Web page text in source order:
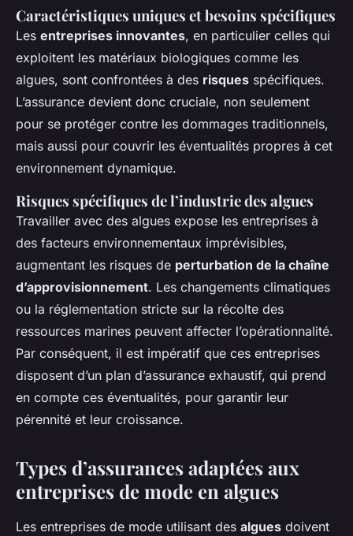
Caractéristiques uniques et besoins spécifiques
Les entreprises innovantes, en particulier celles qui
exploitent les matériaux biologiques comme les
algues, sont confrontées à des risques spécifiques.
L’assurance devient donc cruciale, non seulement
pour se protéger contre les dommages traditionnels,
mais aussi pour couvrir les éventualités propres à cet
environnement dynamique.
Risques spécifiques de l’industrie des algues
Travailler avec des algues expose les entreprises à
des facteurs environnementaux imprévisibles,
augmentant les risques de perturbation de la chaîne
d’approvisionnement. Les changements climatiques
ou la réglementation stricte sur la récolte des
ressources marines peuvent affecter l’opérationnalité.
Par conséquent, il est impératif que ces entreprises
disposent d’un plan d’assurance exhaustif, qui prend
en compte ces éventualités, pour garantir leur
pérennité et leur croissance.
Types d’assurances adaptées aux
entreprises de mode en algues
Les entreprises de mode utilisant des algues doivent